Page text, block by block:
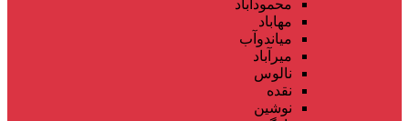
محمودآباد
مهاباد
میاندوآب
میرآباد
نالوس
نقده
نوشین